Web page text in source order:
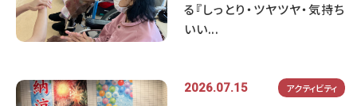
る『しっとり・ツヤツヤ・気持ち
いい...
2026.07.15 アクティビティ